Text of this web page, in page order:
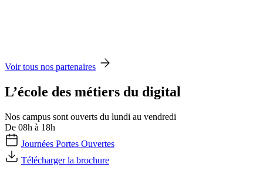
Voir tous nos partenaires
L’école des métiers du digital
Nos campus sont ouverts du lundi au vendredi
De 08h à 18h
Journées Portes Ouvertes
Télécharger la brochure